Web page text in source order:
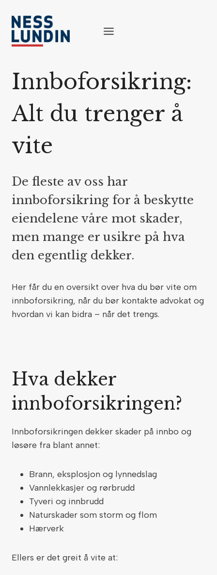
content
Innboforsikring:
Alt du trenger å
vite
De fleste av oss har
innboforsikring for å beskytte
eiendelene våre mot skader,
men mange er usikre på hva
den egentlig dekker.
Her får du en oversikt over hva du bør vite om
innboforsikring, når du bør kontakte advokat og
hvordan vi kan bidra – når det trengs.
Hva dekker
innboforsikringen?
Innboforsikringen dekker skader på innbo og
løsøre fra blant annet:
Brann, eksplosjon og lynnedslag
Vannlekkasjer og rørbrudd
Tyveri og innbrudd
Naturskader som storm og flom
Hærverk
Ellers er det greit å vite at: